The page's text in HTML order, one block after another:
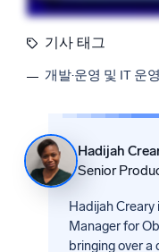
기사 태그
개발·운영 및 IT 운영
Hadijah
Senior
Hadijah
Manager for
bringing over a